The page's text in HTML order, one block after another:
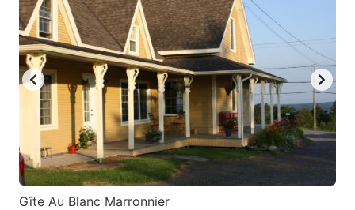
Gîte Au Blanc Marronnier